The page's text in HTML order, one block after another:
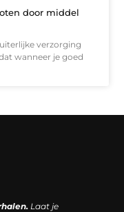
door middel
verzorging
wanneer je goed
Laat je